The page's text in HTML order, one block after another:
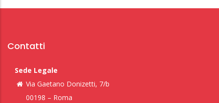
Contatti
Sede Legale
Via Gaetano Donizetti, 7/b
00198 – Roma